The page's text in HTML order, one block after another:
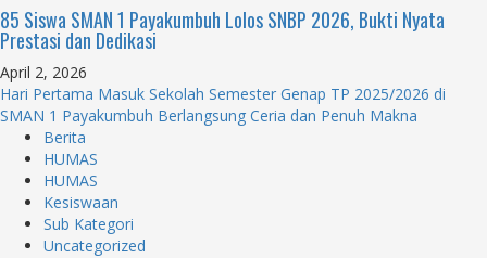
85 Siswa SMAN 1 Payakumbuh Lolos SNBP 2026, Bukti Nyata
Prestasi dan Dedikasi
April 2, 2026
Hari Pertama Masuk Sekolah Semester Genap TP 2025/2026 di
SMAN 1 Payakumbuh Berlangsung Ceria dan Penuh Makna
Berita
HUMAS
HUMAS
Kesiswaan
Sub Kategori
Uncategorized